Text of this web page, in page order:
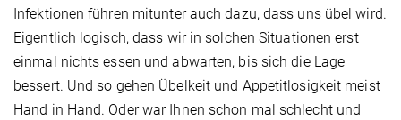
Infektionen führen mitunter auch dazu, dass uns übel wird.
Eigentlich logisch, dass wir in solchen Situationen erst
einmal nichts essen und abwarten, bis sich die Lage
bessert. Und so gehen Übelkeit und Appetitlosigkeit meist
Hand in Hand. Oder war Ihnen schon mal schlecht und